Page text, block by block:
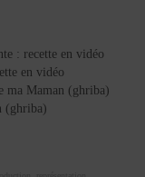
: recette en vidéo
en vidéo
ma Maman (ghriba)
(ghriba)